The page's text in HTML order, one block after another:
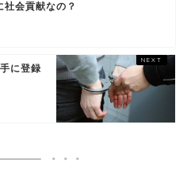
社会貢献なの？
に登録